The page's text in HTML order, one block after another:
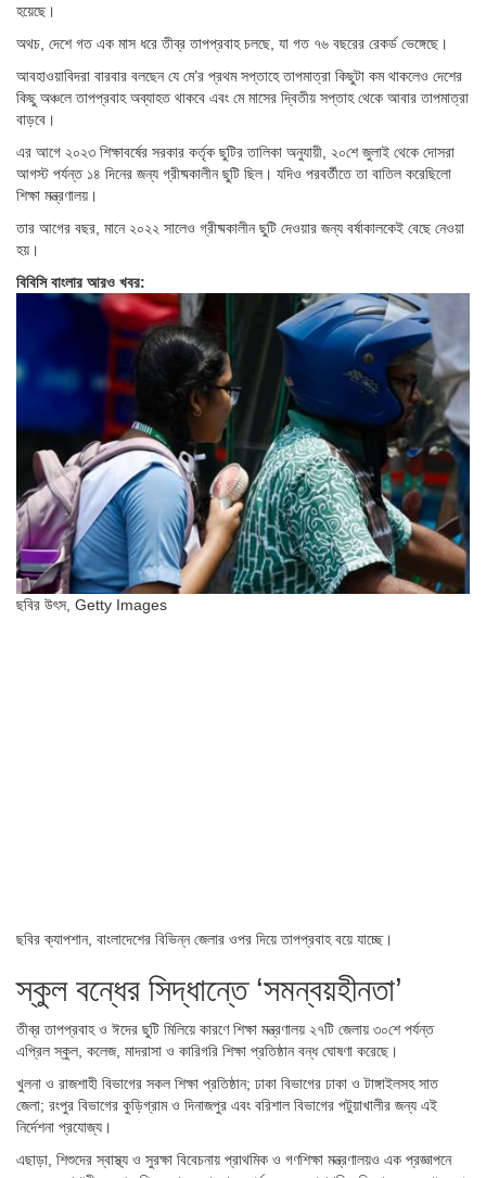
হয়েছে।
অথচ, দেশে গত এক মাস ধরে তীব্র তাপপ্রবাহ চলছে, যা গত ৭৬ বছরের রেকর্ড ভেঙ্গেছে।
আবহাওয়াবিদরা বারবার বলছেন যে মে’র প্রথম সপ্তাহে তাপমাত্রা কিছুটা কম থাকলেও দেশের
কিছু অঞ্চলে তাপপ্রবাহ অব্যাহত থাকবে এবং মে মাসের দ্বিতীয় সপ্তাহ থেকে আবার তাপমাত্রা
বাড়বে।
এর আগে ২০২৩ শিক্ষাবর্ষের সরকার কর্তৃক ছুটির তালিকা অনুযায়ী, ২০শে জুলাই থেকে দোসরা
আগস্ট পর্যন্ত ১৪ দিনের জন্য গ্রীষ্মকালীন ছুটি ছিল। যদিও পরবর্তীতে তা বাতিল করেছিলো
শিক্ষা মন্ত্রণালয়।
তার আগের বছর, মানে ২০২২ সালেও গ্রীষ্মকালীন ছুটি দেওয়ার জন্য বর্ষাকালকেই বেছে নেওয়া
হয়।
বিবিসি বাংলার আরও খবর:
ছবির উৎস, Getty Images
ছবির ক্যাপশান, বাংলাদেশের বিভিন্ন জেলার ওপর দিয়ে তাপপ্রবাহ বয়ে যাচ্ছে।
স্কুল বন্ধের সিদ্ধান্তে ‘সমন্বয়হীনতা’
তীব্র তাপপ্রবাহ ও ঈদের ছুটি মিলিয়ে কারণে শিক্ষা মন্ত্রণালয় ২৭টি জেলায় ৩০শে পর্যন্ত
এপ্রিল স্কুল, কলেজ, মাদরাসা ও কারিগরি শিক্ষা প্রতিষ্ঠান বন্ধ ঘোষণা করেছে।
খুলনা ও রাজশাহী বিভাগের সকল শিক্ষা প্রতিষ্ঠান; ঢাকা বিভাগের ঢাকা ও টাঙ্গাইলসহ সাত
জেলা; রংপুর বিভাগের কুড়িগ্রাম ও দিনাজপুর এবং বরিশাল বিভাগের পটুয়াখালীর জন্য এই
নির্দেশনা প্রযোজ্য।
এছাড়া, শিশুদের স্বাস্থ্য ও সুরক্ষা বিবেচনায় প্রাথমিক ও গণশিক্ষা মন্ত্রণালয়ও এক প্রজ্ঞাপনে